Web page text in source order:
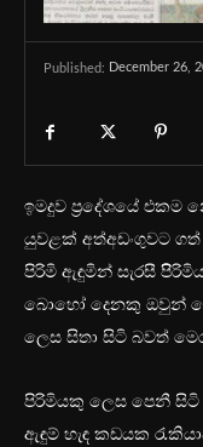
Published: December 26,
ඉමදුව ප්‍රදේශයේ එකම
යුවළක් අත්අඩංගුවට ගත්
පිරිමි ඇඳුමින් සැරසී
බොහෝ දෙනකු ඔවුන්
ලෙස සිතා සිටි බවත්
පිරිමියකු ලෙස පෙනී
ඇඳුම් හැඳ කඩයක